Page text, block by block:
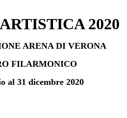
2020
ARENA DI VERONA
FILARMONICO
al 31 dicembre 2020